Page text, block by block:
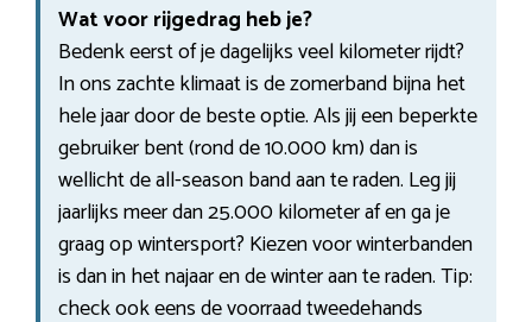
Wat voor rijgedrag heb je?
Bedenk eerst of je dagelijks veel kilometer rijdt?
In ons zachte klimaat is de zomerband bijna het
hele jaar door de beste optie. Als jij een beperkte
gebruiker bent (rond de 10.000 km) dan is
wellicht de all-season band aan te raden. Leg jij
jaarlijks meer dan 25.000 kilometer af en ga je
graag op wintersport? Kiezen voor winterbanden
is dan in het najaar en de winter aan te raden. Tip:
check ook eens de voorraad tweedehands